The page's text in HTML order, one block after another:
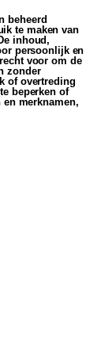
beheerd
te maken van
inhoud,
persoonlijk en
voor om de
zonder
of overtreding
beperken of
merknamen,